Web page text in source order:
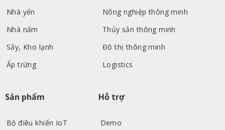
Nhà yến
Nhà nấm
Sấy, Kho lạnh
Ấp trứng
Nông nghiệp thông minh
Thủy sản thông minh
Đô thị thông minh
Logistics
Sản phẩm
Bộ điều khiển IoT
Hỗ trợ
Demo